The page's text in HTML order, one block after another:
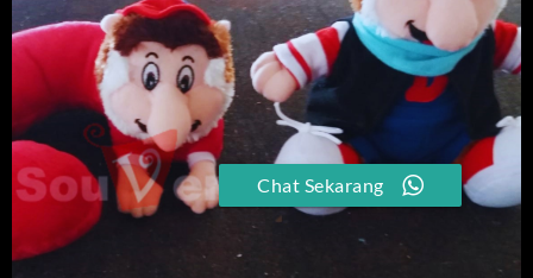
Chat Sekarang